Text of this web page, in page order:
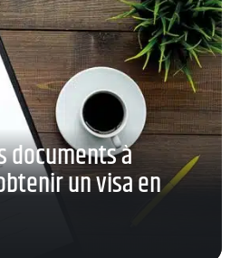
documents à
un visa en